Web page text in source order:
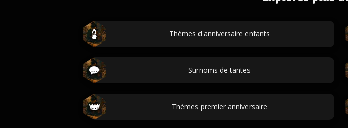
Thèmes d'anniversaire enfants
Surnoms de tantes
Thèmes premier anniversaire